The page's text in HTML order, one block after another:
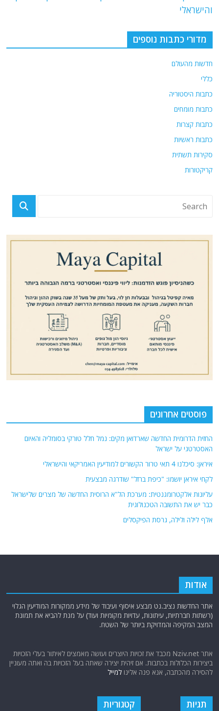
A
p
p
m
o
והישראלי
מדורי כתבות נוספים
חדשות מהעולם
כללי
כתבות היסטוריה
כתבות מומחים
כתבות קצרות
כתבות ראשיות
סקירות תשתית
קריקטורות
פוסטים אחרונים
החזית הדרומית החדשה שארדואן מקים: נמל חלל טורקי בסומליה והאיום
האסטרטגי על ישראל
איראן: סיכלנו 4 תאי טרור הקשורים למודיעין האמריקאי והישראלי
לקחי איראן יושמו: "כיפת ברזל" שודרגה מבצעית
עליונות אלקטרומגנטית: מערכת הל"א הרוסית החדשה של מצרים שלישראל
כבר יש את התשובה הטכנולוגית
אלף לילה ולילה, גרסת הפיקסלים
אודות
אתר החדשות נציב.נט מבצע איסוף ועיבוד של מידע ממקורות המודיעין הגלוי
(רשתות חברתיות, עיתונות, עדויות מקומיות ועוד) על מנת להביא את תמונת
המצב המקיפה והמדויקת ביותר של השטח.
אתר Nziv.net מכבד את זכויות היוצרים ועושה מאמצים לאיתור בעלי הזכויות
ביצירות הכלולות בכתבות. אם זיהית יצירה שאתה בעל הזכויות בה ואתה מעוניין
להסירה מהכתבה, אנא פנה אלינולמייל
תגיות קטגוריות